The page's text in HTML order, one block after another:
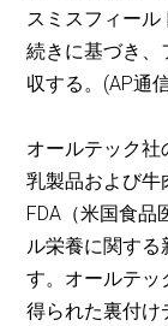
スミスフィー
続きに基づき、
収する。(AP通
オールテック
乳製品および牛
FDA（米国食品
ル栄養に関す
す。オールテッ
得られた裏付け